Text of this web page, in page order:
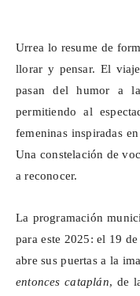
Urrea lo resume de
llorar y pensar. El
pasan del humor a
permitiendo al
femeninas inspiradas
Una constelación de
a reconocer.
La programación
para este 2025: el 19
abre sus puertas a la
entoncescataplán, de